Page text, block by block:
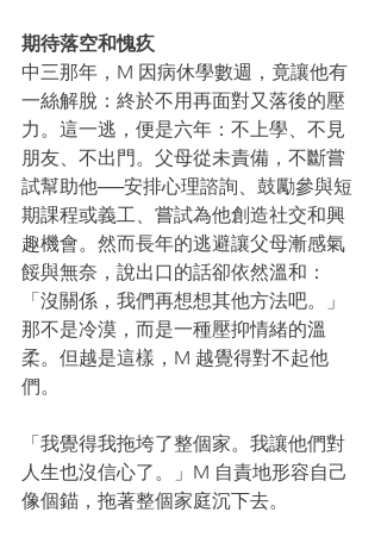
期待落空和愧疚
中三那年，M 因病休學數週，竟讓他有
一絲解脫：終於不用再面對又落後的壓
力。這一逃，便是六年：不上學、不見
朋友、不出門。父母從未責備，不斷嘗
試幫助他──安排心理諮詢、鼓勵參與短
期課程或義工、嘗試為他創造社交和興
趣機會。然而長年的逃避讓父母漸感氣
餒與無奈，說出口的話卻依然溫和：
「沒關係，我們再想想其他方法吧。」
那不是冷漠，而是一種壓抑情緒的溫
柔。但越是這樣，M 越覺得對不起他
們。
「我覺得我拖垮了整個家。我讓他們對
人生也沒信心了。」M 自責地形容自己
像個錨，拖著整個家庭沉下去。